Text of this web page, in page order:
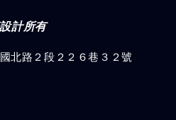
計所有
北路２段２２６巷３２號